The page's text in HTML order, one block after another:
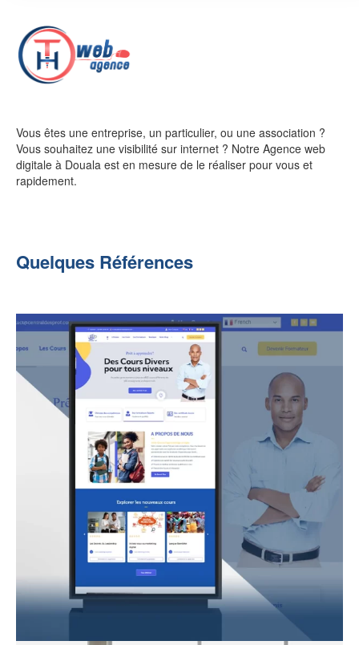
Vous êtes une entreprise, un particulier, ou une association ?
Vous souhaitez une visibilité sur internet ? Notre Agence web
digitale à Douala est en mesure de le réaliser pour vous et
rapidement.
Quelques Références